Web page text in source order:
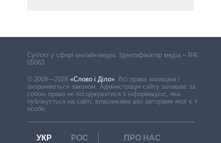
Cуб'єкт у сфері онлайн-медіа. Ідентифікатор медіа – R40-
05063
© 2009—2026 «Слово і Діло»
Всі права захищені і
охороняються законом. Адміністрація сайту залишає за
собою право не погоджуватися з інформацією, яка
публікується на сайті, власниками або авторами якої є треті
особи.
УКР РОС
ПРО НАС